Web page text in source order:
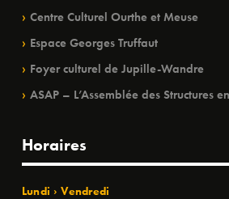
Centre Culturel Ourthe et Meuse
Espace Georges Truffaut
Foyer culturel de Jupille-Wandre
ASAP – L’Assemblée des Structures
Horaires
Lundi › Vendredi